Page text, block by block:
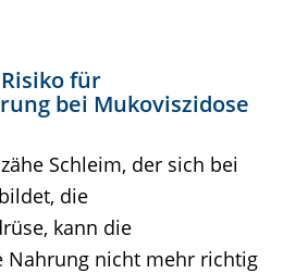
für
bei Mukoviszidose
Schleim, der sich bei
die
kann die
Nahrung nicht mehr richtig